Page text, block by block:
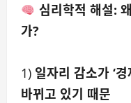
심리학적 해설:
가?
1) 일자리 감소가 ‘경
바뀌고 있기 때문